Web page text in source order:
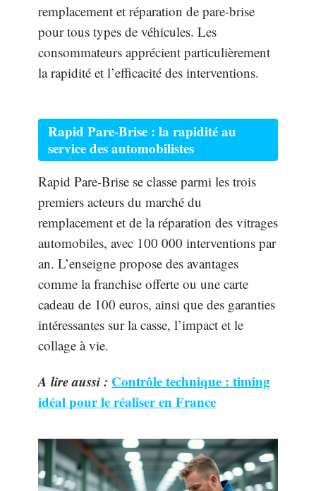
remplacement et réparation de pare-brise
pour tous types de véhicules. Les
consommateurs apprécient particulièrement
la rapidité et l’efficacité des interventions.
Rapid Pare-Brise : la rapidité au
service des automobilistes
Rapid Pare-Brise se classe parmi les trois
premiers acteurs du marché du
remplacement et de la réparation des vitrages
automobiles, avec 100 000 interventions par
an. L’enseigne propose des avantages
comme la franchise offerte ou une carte
cadeau de 100 euros, ainsi que des garanties
intéressantes sur la casse, l’impact et le
collage à vie.
A lire aussi : Contrôle technique : timing
idéal pour le réaliser en France